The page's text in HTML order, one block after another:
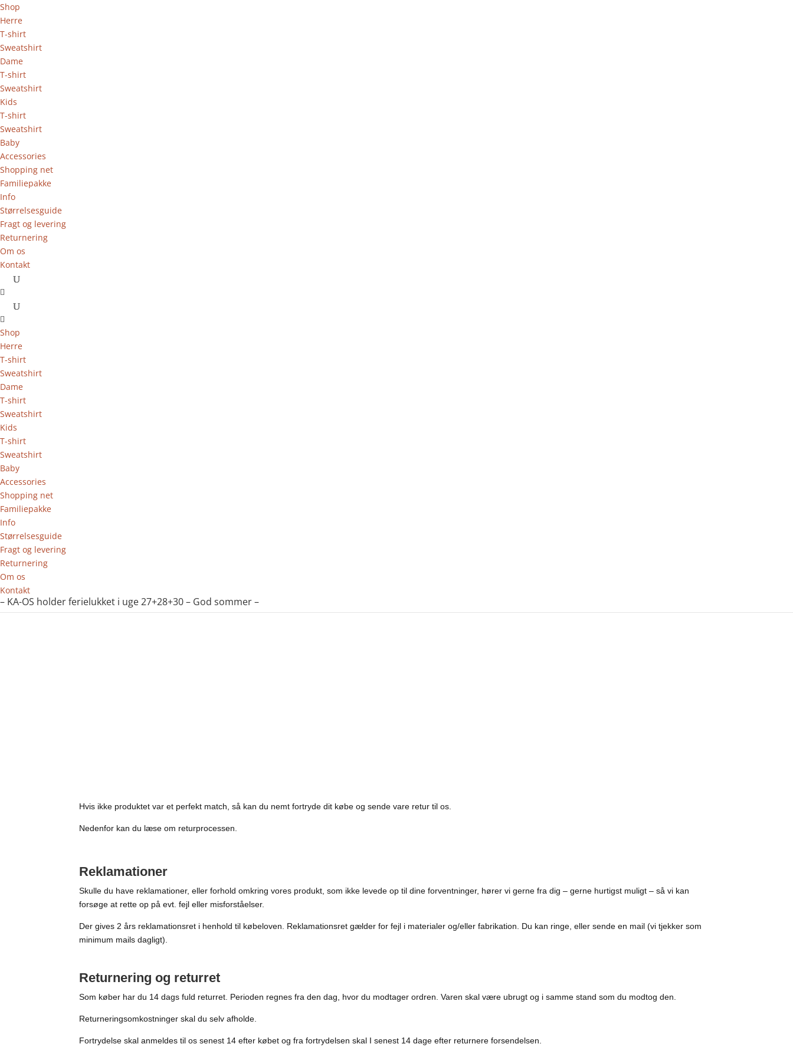
Shop
Herre
T-shirt
Sweatshirt
Dame
T-shirt
Sweatshirt
Kids
T-shirt
Sweatshirt
Baby
Accessories
Shopping net
Familiepakke
Info
Størrelsesguide
Fragt og levering
Returnering
Om os
Kontakt
Shop
Herre
T-shirt
Sweatshirt
Dame
T-shirt
Sweatshirt
Kids
T-shirt
Sweatshirt
Baby
Accessories
Shopping net
Familiepakke
Info
Størrelsesguide
Fragt og levering
Returnering
Om os
Kontakt
– KA-OS holder ferielukket i uge 27+28+30 – God sommer –
Hvis ikke produktet var et perfekt match, så kan du nemt fortryde dit købe og sende vare retur til os.
Nedenfor kan du læse om returprocessen.
Reklamationer
Skulle du have reklamationer, eller forhold omkring vores produkt, som ikke levede op til dine forventninger, hører vi gerne fra dig – gerne hurtigst muligt – så vi kan
forsøge at rette op på evt. fejl eller misforståelser.
Der gives 2 års reklamationsret i henhold til købeloven. Reklamationsret gælder for fejl i materialer og/eller fabrikation. Du kan ringe, eller sende en mail (vi tjekker som
minimum mails dagligt).
Returnering og returret
Som køber har du 14 dags fuld returret. Perioden regnes fra den dag, hvor du modtager ordren. Varen skal være ubrugt og i samme stand som du modtog den.
Returneringsomkostninger skal du selv afholde.
Fortrydelse skal anmeldes til os senest 14 efter købet og fra fortrydelsen skal I senest 14 dage efter returnere forsendelsen.